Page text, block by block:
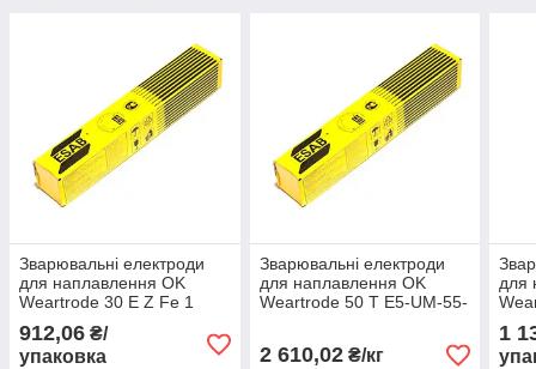
Зварювальні електроди
для наплавлення OK
Weartrode 30 E Z Fe 1
ESAB
912,06 ₴/
упаковка
Зварювальні електроди
для наплавлення OK
Weartrode 50 T E5-UM-55-
2 610,02₴/кг
для
1